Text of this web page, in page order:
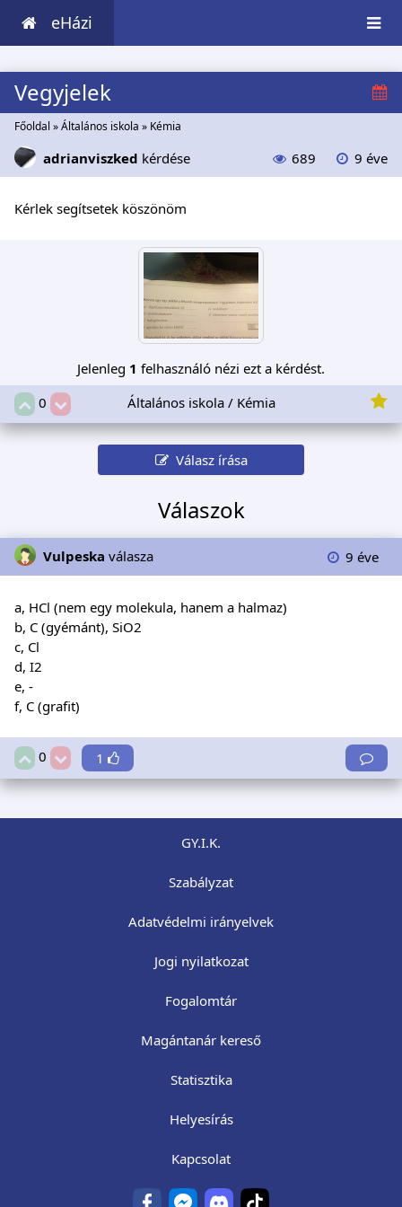
eHázi
Vegyjelek
Főoldal »Általános iskola » Kémia
adrianviszked kérdése 689 9 éve
Kérlek segítsetek köszönöm
Jelenleg 1 felhasználó nézi ezt a kérdést.
0
Általános iskola / Kémia
Válasz írása
Válaszok
Vulpeska válasza 9 éve
a, HCl (nem egy molekula, hanem a halmaz)
b, C (gyémánt), SiO2
c, Cl
d, I2
e, -
f, C (grafit)
0 1
GY.I.K.
Szabályzat
Adatvédelmi irányelvek
Jogi nyilatkozat
Fogalomtár
Magántanár kereső
Statisztika
Helyesírás
Kapcsolat